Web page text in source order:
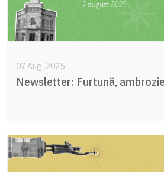
07 Aug. 2025
Newsletter: Furtună,